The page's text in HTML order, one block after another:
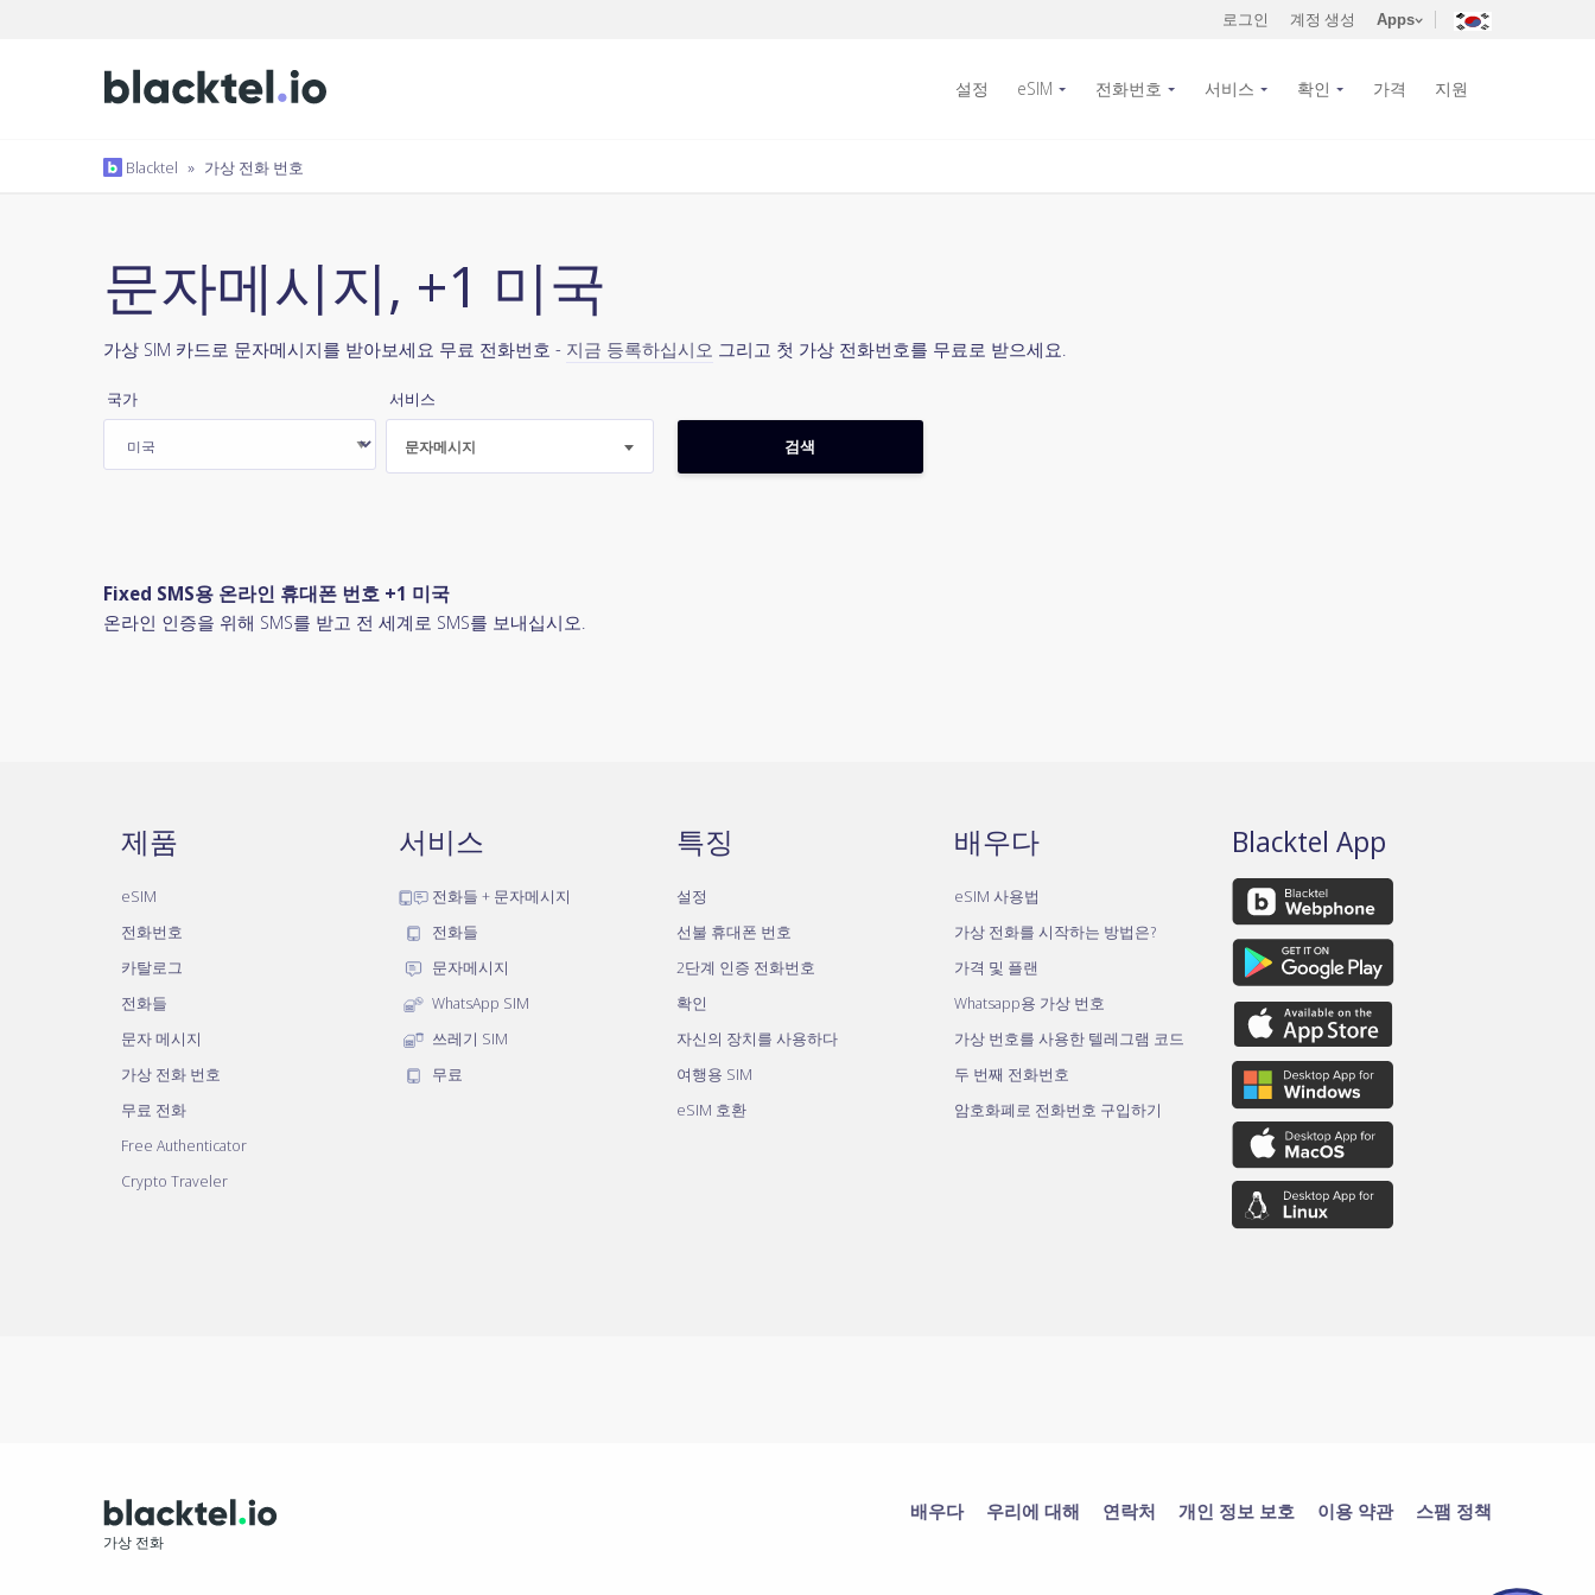
로그인 계정 생성 Apps
설정 eSIM 전화번호 서비스 확인 가격 지원
Blacktel » 가상 전화 번호
문자메시지, +1 미국
가상 SIM 카드로 문자메시지를 받아보세요 무료 전화번호 - 지금 등록하십시오 그리고 첫 가상 전화번호를 무료로 받으세요.
국가 서비스
문자메시지
Fixed SMS용 온라인 휴대폰 번호 +1 미국
온라인 인증을 위해 SMS를 받고 전 세계로 SMS를 보내십시오.
제품
eSIM
전화번호
카탈로그
전화들
문자 메시지
가상 전화 번호
무료 전화
Free Authenticator
Crypto Traveler
서비스
전화들 + 문자메시지
전화들
문자메시지
WhatsApp SIM
쓰레기 SIM
무료
특징
설정
선불 휴대폰 번호
2단계 인증 전화번호
확인
자신의 장치를 사용하다
여행용 SIM
eSIM 호환
배우다
eSIM 사용법
가상 전화를 시작하는 방법은?
가격 및 플랜
Whatsapp용 가상 번호
가상 번호를 사용한 텔레그램 코드
두 번째 전화번호
암호화폐로 전화번호 구입하기
Blacktel App
가상 전화
배우다 우리에 대해 연락처 개인 정보 보호 이용 약관 스팸 정책